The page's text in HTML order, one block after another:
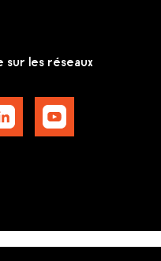
sur les réseaux